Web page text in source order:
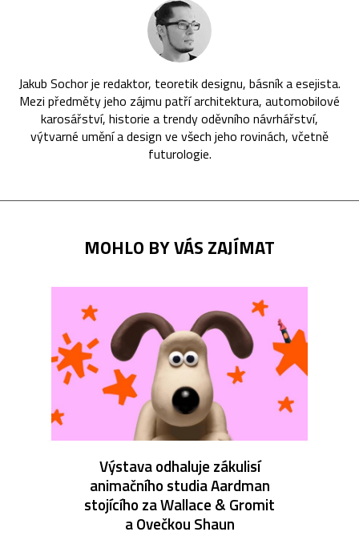
Jakub Sochor je redaktor, teoretik designu, básník a esejista.
Mezi předměty jeho zájmu patří architektura, automobilové
karosářství, historie a trendy oděvního návrhářství,
výtvarné umění a design ve všech jeho rovinách, včetně
futurologie.
MOHLO BY VÁS ZAJÍMAT
Výstava odhaluje zákulisí
animačního studia Aardman
stojícího za Wallace & Gromit
a Ovečkou Shaun